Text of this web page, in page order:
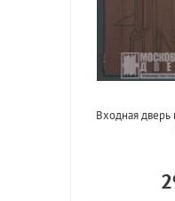
Входная дверь